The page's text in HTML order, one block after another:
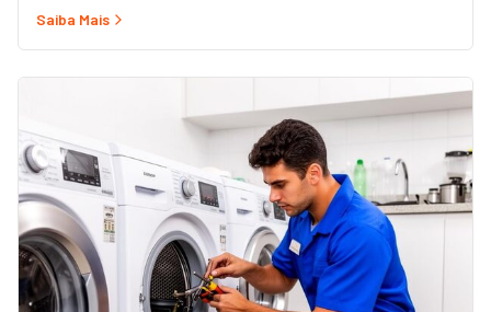
marcas Brastemp, Consul, Electrolux, Esmaltec, Philco e
de restaurante, padaria ou mercado, veja nossa página de
Freezer Comercial.)
Saiba Mais